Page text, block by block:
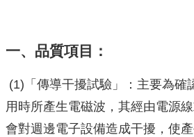
一、品質項目：
(1)「傳導干擾試驗」：主要為確
用時所產生電磁波，其經由電源
會對週邊電子設備造成干擾，使